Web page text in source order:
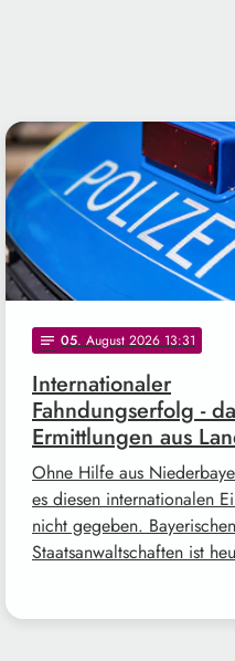
notes 05. August 2026 13:31
Internationaler
Fahndungserfolg -
Ermittlungen aus
Ohne Hilfe aus
es diesen internationalen
nicht gegeben. Bayerischen
Staatsanwaltschaften ist